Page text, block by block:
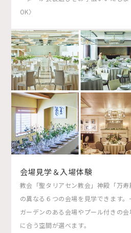
OK〉
会場見学＆入場体験
教会「聖タリアセン教会」神殿「万
の異なる６つの会場を見学できます。
ガーデンのある会場やプール付きの
に合う空間が選べます。